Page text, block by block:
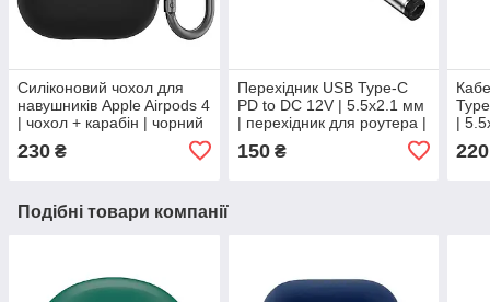
Силіконовий чохол для
навушників Apple Airpods 4
| чохол + карабін | чорний
230 ₴
Перехідник USB Type-C
PD to DC 12V | 5.5x2.1 мм
| перехідник для роутера |
150₴
|
220
Подібні товари компанії